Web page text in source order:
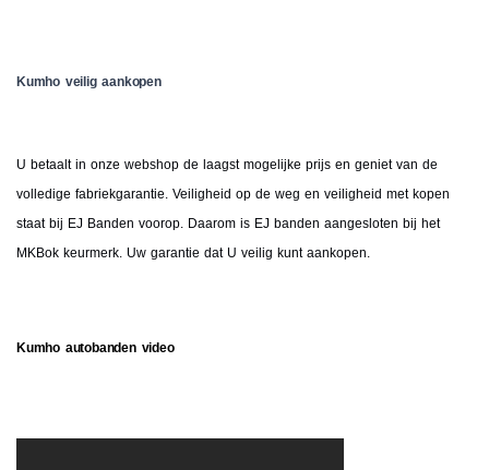
Kumho veilig aankopen
U betaalt in onze webshop de laagst mogelijke prijs en geniet van de
volledige fabriekgarantie. Veiligheid op de weg en veiligheid met kopen
staat bij EJ Banden voorop. Daarom is EJ banden aangesloten bij het
MKBok keurmerk. Uw garantie dat U veilig kunt aankopen.
Kumho autobanden video